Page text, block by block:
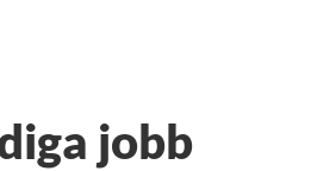
jobb